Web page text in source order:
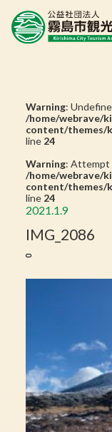
Warning:
/home/webrave/
content/themes/
line 24
Warning: Attempt
/home/webrave/
content/themes/
line 24
2021.1.9
IMG_2086